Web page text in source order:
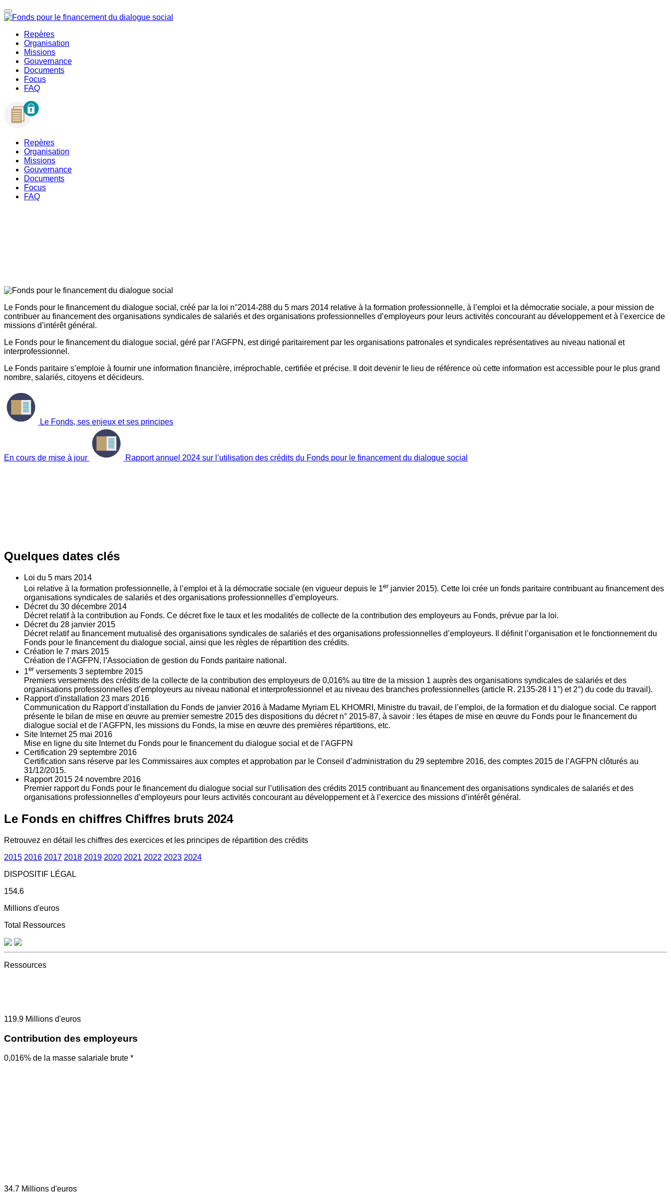
Repères
Organisation
Missions
Gouvernance
Documents
Focus
FAQ
Repères
Organisation
Missions
Gouvernance
Documents
Focus
FAQ
Le Fonds pour le financement du dialogue social, créé par la loi n°2014-288 du 5 mars 2014 relative à la formation professionnelle, à l’emploi et la démocratie sociale, a pour mission de
contribuer au financement des organisations syndicales de salariés et des organisations professionnelles d’employeurs pour leurs activités concourant au développement et à l’exercice de
missions d’intérêt général.
Le Fonds pour le financement du dialogue social, géré par l’AGFPN, est dirigé paritairement par les organisations patronales et syndicales représentatives au niveau national et
interprofessionnel.
Le Fonds paritaire s’emploie à fournir une information financière, irréprochable, certifiée et précise. Il doit devenir le lieu de référence où cette information est accessible pour le plus grand
nombre, salariés, citoyens et décideurs.
Le Fonds, ses enjeux et ses principes
En cours de mise à jour Rapport annuel 2024 sur l’utilisation des crédits du Fonds pour le financement du dialogue social
Quelques dates clés
Loi du 5 mars 2014
Loi relative à la formation professionnelle, à l’emploi et à la démocratie sociale (en vigueur depuis le 1er janvier 2015). Cette loi crée un fonds paritaire contribuant au financement des
organisations syndicales de salariés et des organisations professionnelles d’employeurs.
Décret du 30 décembre 2014
Décret relatif à la contribution au Fonds. Ce décret fixe le taux et les modalités de collecte de la contribution des employeurs au Fonds, prévue par la loi.
Décret du 28 janvier 2015
Décret relatif au financement mutualisé des organisations syndicales de salariés et des organisations professionnelles d’employeurs. Il définit l’organisation et le fonctionnement du
Fonds pour le financement du dialogue social, ainsi que les règles de répartition des crédits.
Création le 7 mars 2015
Création de l’AGFPN, l’Association de gestion du Fonds paritaire national.
1er versements 3 septembre 2015
Premiers versements des crédits de la collecte de la contribution des employeurs de 0,016% au titre de la mission 1 auprès des organisations syndicales de salariés et des
organisations professionnelles d’employeurs au niveau national et interprofessionnel et au niveau des branches professionnelles (article R. 2135‐28 I 1°) et 2°) du code du travail).
Rapport d'installation 23 mars 2016
Communication du Rapport d’installation du Fonds de janvier 2016 à Madame Myriam EL KHOMRI, Ministre du travail, de l’emploi, de la formation et du dialogue social. Ce rapport
présente le bilan de mise en œuvre au premier semestre 2015 des dispositions du décret n° 2015-87, à savoir : les étapes de mise en œuvre du Fonds pour le financement du
dialogue social et de l’AGFPN, les missions du Fonds, la mise en œuvre des premières répartitions, etc.
Site Internet 25 mai 2016
Mise en ligne du site Internet du Fonds pour le financement du dialogue social et de l’AGFPN
Certification 29 septembre 2016
Certification sans réserve par les Commissaires aux comptes et approbation par le Conseil d’administration du 29 septembre 2016, des comptes 2015 de l’AGFPN clôturés au
31/12/2015.
Rapport 2015 24 novembre 2016
Premier rapport du Fonds pour le financement du dialogue social sur l’utilisation des crédits 2015 contribuant au financement des organisations syndicales de salariés et des
organisations professionnelles d’employeurs pour leurs activités concourant au développement et à l’exercice des missions d’intérêt général.
Le Fonds en chiffres Chiffres bruts 2024
Retrouvez en détail les chiffres des exercices et les principes de répartition des crédits
2015 2016 2017 2018 2019 2020 2021 2022 2023 2024
DISPOSITIF LÉGAL
154.6
Millions d'euros
Total Ressources
Ressources
119.9 Millions d'euros
Contribution des employeurs
0,016% de la masse salariale brute *
34.7 Millions d'euros